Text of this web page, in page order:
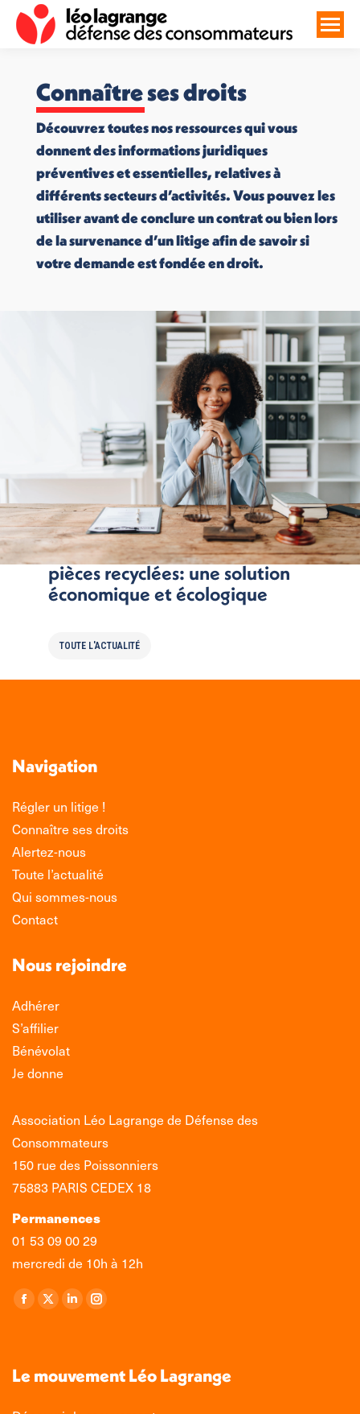
Connaître ses droits
Découvrez toutes nos ressources qui vous
donnent des informations juridiques
préventives et essentielles, relatives à
différents secteurs d’activités. Vous pouvez les
utiliser avant de conclure un contrat ou bien lors
de la survenance d’un litige afin de savoir si
votre demande est fondée en droit.
Réparer son véhicule avec des
pièces recyclées: une solution
économique et écologique
TOUTE L'ACTUALITÉ
Navigation
Régler un litige !
Connaître ses droits
Alertez-nous
Toute l’actualité
Qui sommes-nous
Contact
Nous rejoindre
Adhérer
S’affilier
Bénévolat
Je donne
Association Léo Lagrange de Défense des
Consommateurs
150 rue des Poissonniers
75883 PARIS CEDEX 18
Permanences
01 53 09 00 29
mercredi de 10h à 12h
Retrouvez-nous sur :
La
s'ouvre
La
s'ouvre
La
s'ouvre
La
s'ouvre
Le mouvement Léo Lagrange